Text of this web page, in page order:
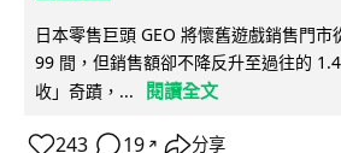
日本零售巨頭 GEO 將懷舊遊戲銷售門
99 間，但銷售額卻不降反升至過往的
收」奇蹟，...
閱讀全文
243 19 ↗ 分享